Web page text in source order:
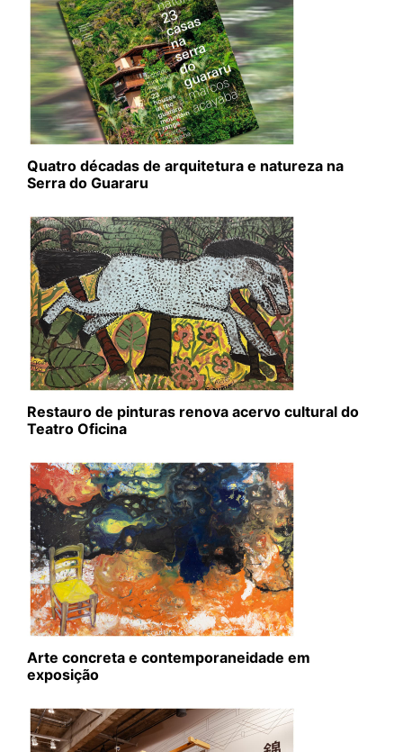
Quatro décadas de arquitetura e natureza na
Serra do Guararu
Restauro de pinturas renova acervo cultural do
Teatro Oficina
Arte concreta e contemporaneidade em
exposição